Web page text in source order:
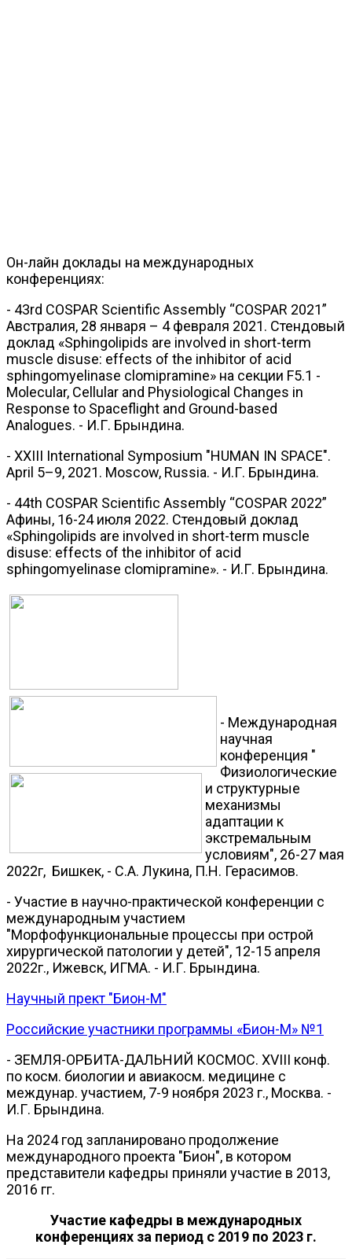
Он-лайн доклады на международных
конференциях:
- 43rd COSPAR Scientific Assembly “COSPAR 2021”
Австралия, 28 января – 4 февраля 2021. Стендовый
доклад «Sphingolipids are involved in short-term
muscle disuse: effects of the inhibitor of acid
sphingomyelinase clomipramine» на секции F5.1 -
Molecular, Cellular and Physiological Changes in
Response to Spaceflight and Ground-based
Analogues. - И.Г. Брындина.
- XXIII International Symposium "HUMAN IN SPACE".
April 5–9, 2021. Moscow, Russia. - И.Г. Брындина.
- 44th COSPAR Scientific Assembly “COSPAR 2022”
Афины, 16-24 июля 2022. Стендовый доклад
«Sphingolipids are involved in short-term muscle
disuse: effects of the inhibitor of acid
sphingomyelinase clomipramine». - И.Г. Брындина.
- Международная
научная
конференция "
Физиологические
и структурные
механизмы
адаптации к
экстремальным
условиям", 26-27 мая
2022г, Бишкек, - С.А. Лукина, П.Н. Герасимов.
- Участие в научно-практической конференции с
международным участием
"Морфофункциональные процессы при острой
хирургической патологии у детей", 12-15 апреля
2022г., Ижевск, ИГМА. - И.Г. Брындина.
Научный прект "Бион-М"
Российские участники программы «Бион-М» №1
- ЗЕМЛЯ-ОРБИТА-ДАЛЬНИЙ КОСМОС. XVIII конф.
по косм. биологии и авиакосм. медицине с
междунар. участием, 7-9 ноября 2023 г., Москва. -
И.Г. Брындина.
На 2024 год запланировано продолжение
международного проекта "Бион", в котором
представители кафедры приняли участие в 2013,
2016 гг.
Участие кафедры в международных
конференциях за период с 2019 по 2023 г.